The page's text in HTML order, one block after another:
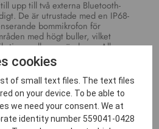
upp till två externa Bluetooth-
De är utrustade med en IP68-
bommikrofon för
med högt buller, vilket
mellan användarna. Alla
god synbarhet. De kräver AA-
NiMH-paket, vilket ger 45
med hjässbygel, nackbygel eller
finns tillgängliga med FLX2
enkel och tillförlitlig
vanligaste
är som ett tillägg till en
cookies
of small text files. The text files
on your device. To be able to
we need your consent. We at
identity number 559041-0428